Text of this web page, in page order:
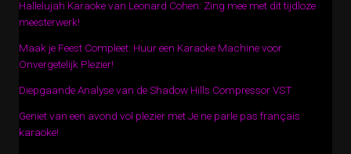
Hallelujah Karaoke van Leonard Cohen: Zing mee met dit tijdloze
meesterwerk!
Maak je Feest Compleet: Huur een Karaoke Machine voor
Onvergetelijk Plezier!
Diepgaande Analyse van de Shadow Hills Compressor VST
Geniet van een avond vol plezier met Je ne parle pas français
karaoke!